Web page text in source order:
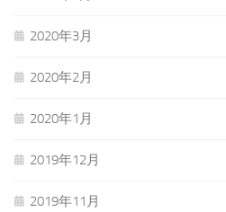
2020年3月
2020年2月
2020年1月
2019年12月
2019年11月